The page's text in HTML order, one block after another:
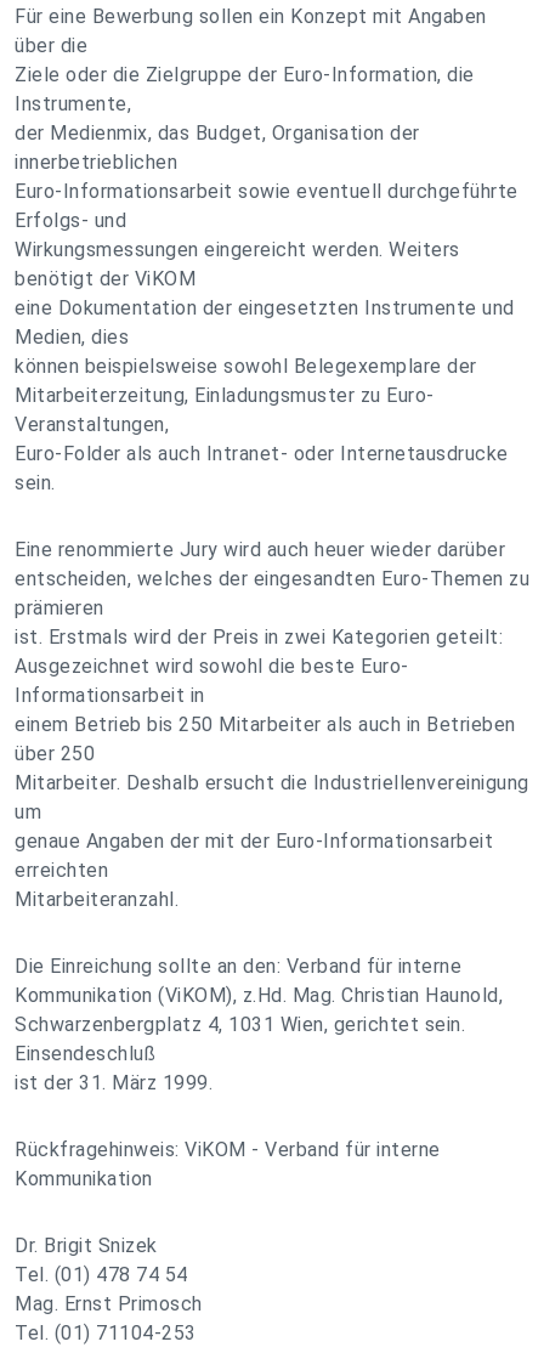
Für eine Bewerbung sollen ein Konzept mit Angaben
über die
Ziele oder die Zielgruppe der Euro-Information, die
Instrumente,
der Medienmix, das Budget, Organisation der
innerbetrieblichen
Euro-Informationsarbeit sowie eventuell durchgeführte
Erfolgs- und
Wirkungsmessungen eingereicht werden. Weiters
benötigt der ViKOM
eine Dokumentation der eingesetzten Instrumente und
Medien, dies
können beispielsweise sowohl Belegexemplare der
Mitarbeiterzeitung, Einladungsmuster zu Euro-
Veranstaltungen,
Euro-Folder als auch Intranet- oder Internetausdrucke
sein.
Eine renommierte Jury wird auch heuer wieder darüber
entscheiden, welches der eingesandten Euro-Themen zu
prämieren
ist. Erstmals wird der Preis in zwei Kategorien geteilt:
Ausgezeichnet wird sowohl die beste Euro-
Informationsarbeit in
einem Betrieb bis 250 Mitarbeiter als auch in Betrieben
über 250
Mitarbeiter. Deshalb ersucht die Industriellenvereinigung
um
genaue Angaben der mit der Euro-Informationsarbeit
erreichten
Mitarbeiteranzahl.
Die Einreichung sollte an den: Verband für interne
Kommunikation (ViKOM), z.Hd. Mag. Christian Haunold,
Schwarzenbergplatz 4, 1031 Wien, gerichtet sein.
Einsendeschluß
ist der 31. März 1999.
Rückfragehinweis: ViKOM - Verband für interne
Kommunikation
Dr. Brigit Snizek
Tel. (01) 478 74 54
Mag. Ernst Primosch
Tel. (01) 71104-253